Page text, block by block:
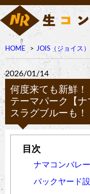
HOME JOIS（ジョイス）
2026/01/14
何度来ても新鮮
テーマパーク【
スラグブルーも！
ナマコンバレ
バックヤード